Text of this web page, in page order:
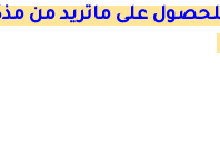
على ماتريد من